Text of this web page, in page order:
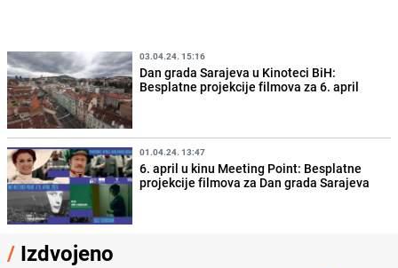
03.04.24. 15:16
Dan grada Sarajeva u Kinoteci BiH:
Besplatne projekcije filmova za 6. april
01.04.24. 13:47
6. april u kinu Meeting Point: Besplatne
projekcije filmova za Dan grada Sarajeva
/ Izdvojeno